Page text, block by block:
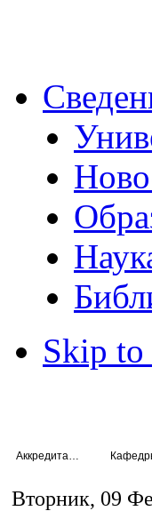
Skip to
Вторник, 09